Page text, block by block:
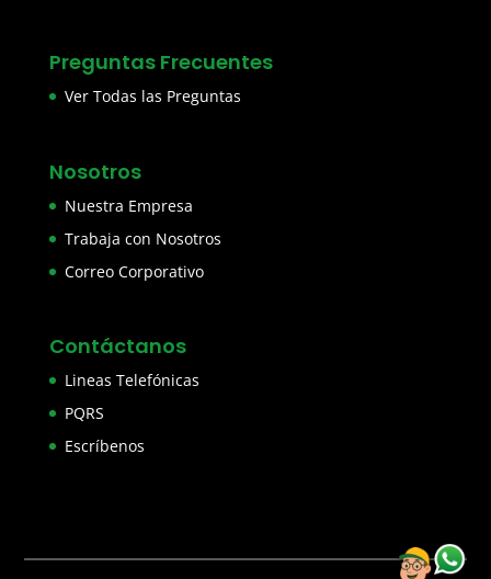
Preguntas Frecuentes
Ver Todas las Preguntas
Nosotros
Nuestra Empresa
Trabaja con Nosotros
Correo Corporativo
Contáctanos
Lineas Telefónicas
PQRS
Escríbenos